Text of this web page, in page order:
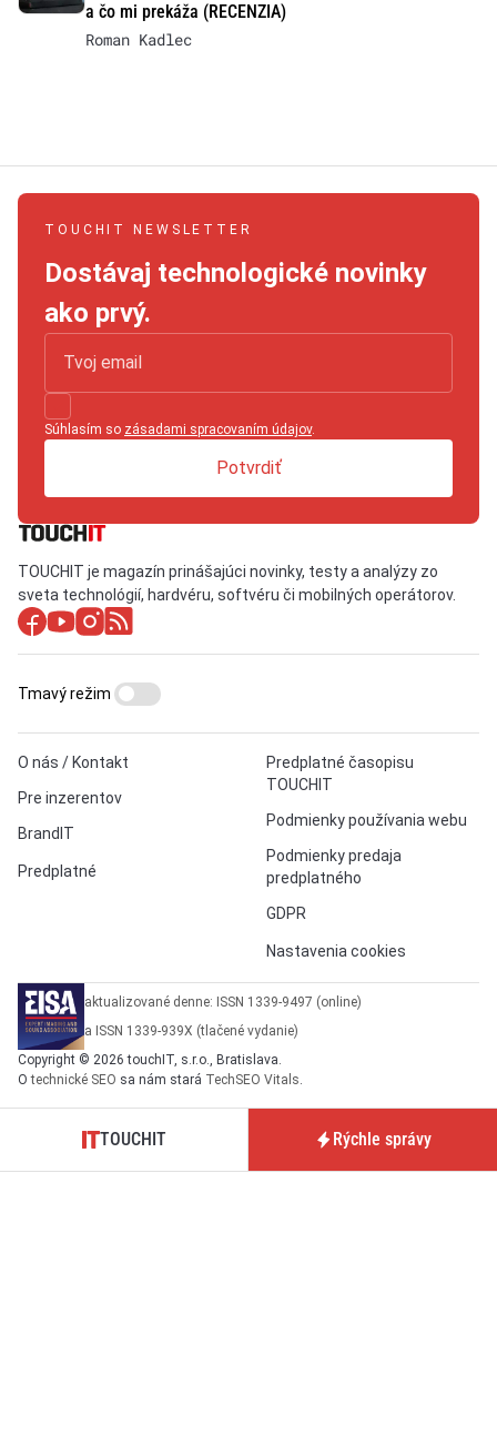
a čo mi prekáža (RECENZIA)
Roman Kadlec
TOUCHIT NEWSLETTER
Dostávaj technologické novinky
ako prvý.
Súhlasím so zásadami spracovaním údajov.
Potvrdiť
TOUCHIT je magazín prinášajúci novinky, testy a analýzy zo
sveta technológií, hardvéru, softvéru či mobilných operátorov.
O nás / Kontakt
Pre inzerentov
BrandIT
Predplatné
Predplatné časopisu
TOUCHIT
Podmienky používania webu
Podmienky predaja
predplatného
GDPR
Nastavenia cookies
Tmavý režim
aktualizované denne: ISSN 1339-9497 (online)
a ISSN 1339-939X (tlačené vydanie)
Copyright © 2026 touchIT, s.r.o., Bratislava.
Otechnické SEO sa nám stará TechSEO Vitals.
TOUCHIT Rýchle správy